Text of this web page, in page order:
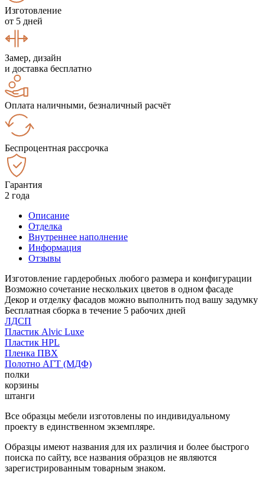
Изготовление
от 5 дней
Замер, дизайн
и доставка бесплатно
Оплата наличными, безналичный расчёт
Беспроцентная рассрочка
Гарантия
2 года
Описание
Отделка
Внутреннее наполнение
Информация
Отзывы
Изготовление гардеробных любого размера и конфигурации
Возможно сочетание нескольких цветов в одном фасаде
Декор и отделку фасадов можно выполнить под вашу задумку
Бесплатная сборка в течение 5 рабочих дней
ЛДСП
Пластик Alvic Luxe
Пластик HPL
Пленка ПВХ
Полотно АГТ (МДФ)
полки
корзины
штанги
Все образцы мебели изготовлены по индивидуальному
проекту в единственном экземпляре.
Образцы имеют названия для их различия и более быстрого
поиска по сайту, все названия образцов не являются
зарегистрированным товарным знаком.